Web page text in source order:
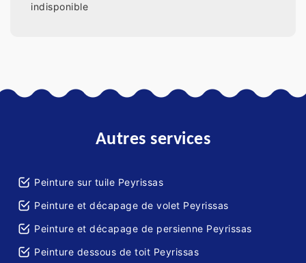
indisponible
Autres services
Peinture sur tuile Peyrissas
Peinture et décapage de volet Peyrissas
Peinture et décapage de persienne Peyrissas
Peinture dessous de toit Peyrissas